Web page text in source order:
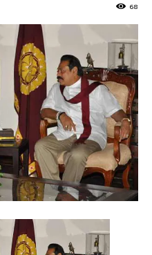
68